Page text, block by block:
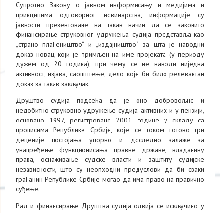
Супротно Закону о јавном информисању и медијима и
принципима одговорног новинарства, информације су
јавности презентоване на такав начин да се законито
финансирање струковног удружења судија представља као
„страно плаћеништво“ и „издајништво“, за шта је наводни
доказ новац који је примљен на име пројеката (у периоду
дужем од 20 година), при чему се не наводи ниједна
активност, изјава, саопштење, дело које би било релевантан
доказ за такав закључак.
Друштво судија подсећа да је оно добровољно и
недобитно струковно удружење судија, активних и у пензији,
основано 1997, регистровано 2001. године у складу са
прописима Републике Србије, које се током готово три
деценије постојања упорно и доследно залаже за
унапређење функционисања правне државе, владавину
права, оснаживање судске власти и заштиту судијске
независности, што су неопходни предуслови да би сваки
грађанин Републике Србије могао да има право на правично
суђење.
Рад и финансирање Друштва судија одвија се искључиво у